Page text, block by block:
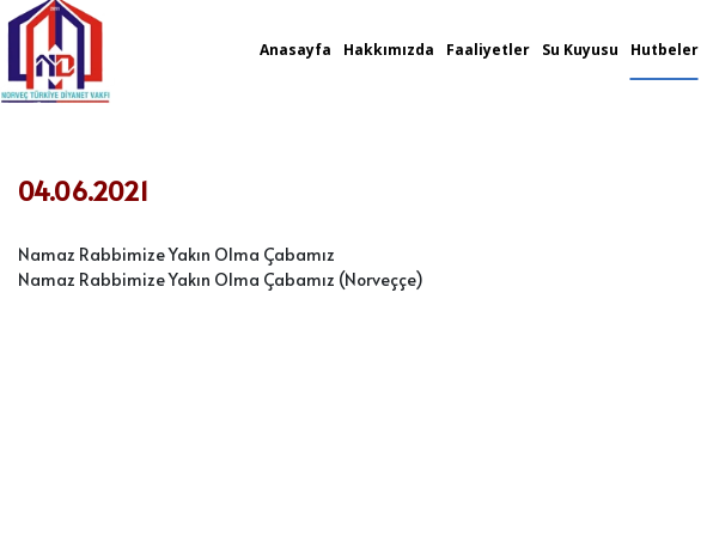
04.06.2021
Namaz Rabbimize Yakın Olma Çabamız
Namaz Rabbimize Yakın Olma Çabamız (Norveççe)
Anasayfa Hakkımızda Faaliyetler Su Kuyusu Hutbeler